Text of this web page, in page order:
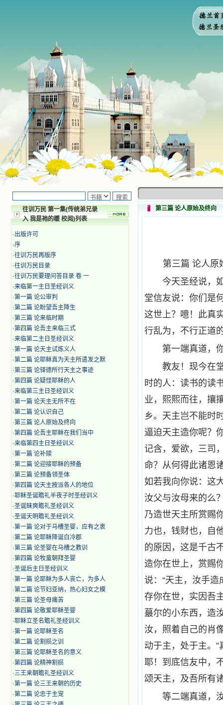
往训万民 第一集(传统弟兄录
入 我是祂的暖 校阅)列表
·出版许可
·序
·往训万民再版序
·往训万民目录
·往训万民要理问答目录 卷 一
·来临第一主日圣经训义
·第一篇 论公审判
·第二篇 论盼望吾主降生
·第三篇 论来临时期
·第四篇 论吾主来临三式
·来临第二主日圣经训义
·第一篇 论天主试炼义人
·第二篇 论耶稣真为天主所遣发之默
·第三篇 论铎德所行天主之事迹
·第四篇 论疑怪耶稣的人
·来临第三主日圣经训义
·第一篇 论天主无所不在
·第二篇 论认识自己
·第三篇 论人原始及终向
·第四篇 论吾主耶稣在我们当中
·来临第四主日圣经训义
·第一篇 论补赎
·第二篇 论迎接耶稣的预备
·第三篇 论预备领圣体
·第四篇 论天主按派各人的地位
·耶稣圣诞瞻礼半夜子时圣经训义
·圣诞昧爽瞻礼圣经训义
·圣诞天明瞻礼圣经训义
·第一篇 论对于马槽圣婴，应有之衷
·第二篇 论耶稣降诞白冷郡
·第三篇 论圣婴在马槽之教训
·第四篇 论牧童朝拜圣婴
·圣诞后主日圣经训义
·第一篇 论耶稣为多人丧亡，为多人
·第二篇 论节妇亚纳，热心妇女之模
·第三篇 论圣母痛苦
·第四篇 论敬爱耶稣圣婴
·耶稣立圣名瞻礼圣经训义
·第一篇 论耶稣圣名
·第二篇 论割损之训
·第三篇 论耶稣圣名的意义
·第四篇 论精神割损
·三王来朝瞻礼圣经训义
·第一篇 论三王来朝的历史
·第二篇 论忠于主宠
第三篇 论人原始及终向
第三篇 论人原
今天圣经说，
堂信友说：你们是
这世上？噫！此真
行乱为，不行正道
第一端真道，
教友！现今在
时的人：读书的读
业，熙熙而往，攘
乡。天主岂不能时
逼迫天主造你呢？
记含，爱欲，三司
命？从何得此诸恩
如若我向你说：这
汝父与汝母来的么
乃造世天主所赏赐
力也，钱财也，自
的原因，这是千古
造你在世上，赏赐
说：“天主，汝手造
存你在世，实因吾
蕞尔的小东西，造
汝，照着自己的肖
动于主，处于主。
耶！到底信友中，
颂天主，及吾所有
等二端真道，